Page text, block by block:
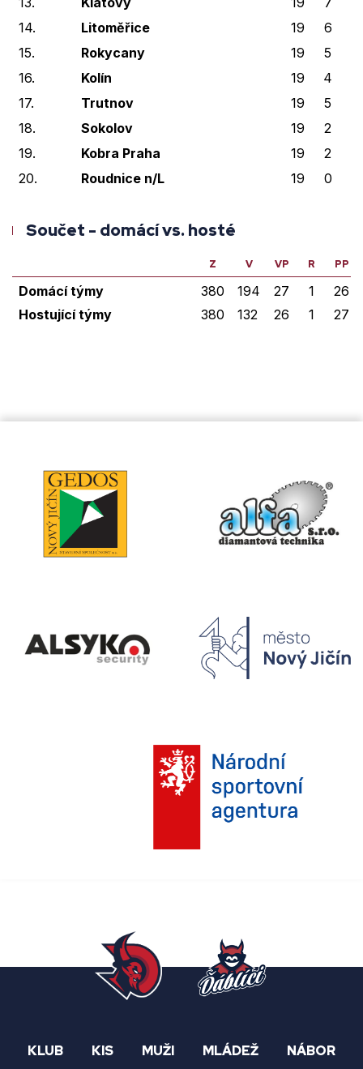
14.
Litoměřice 19 6
15.
Rokycany 19 5
16.
Kolín 19 4
17.
Trutnov 19 5
18.
Sokolov 19 2
19.
Kobra Praha 19 2
20.
Roudnice n/L 19 0
Součet - domácí vs. hosté
Z V VP R PP
Domácí týmy 380 194 27 1
26
Hostující týmy
380 132 26 1 27
KLUB KIS MUŽI MLÁDEŽ NÁBOR